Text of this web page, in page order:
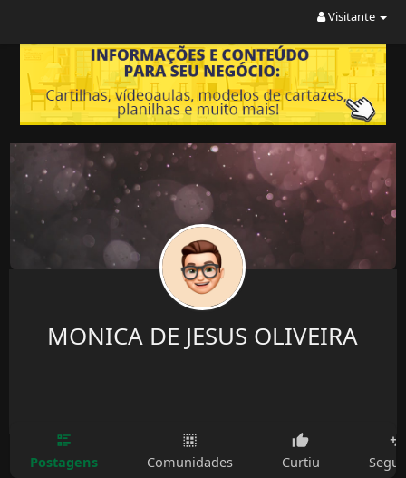
Visitante
MONICA DE JESUS OLIVEIRA
Postagens Comunidades Curtiu